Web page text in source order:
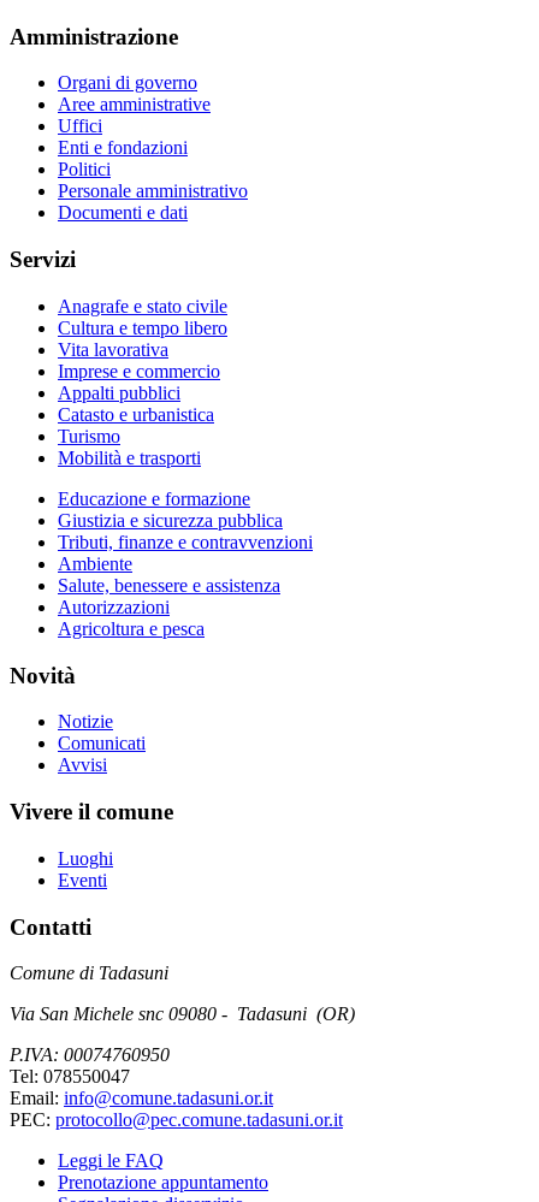
Amministrazione
Organi di governo
Aree amministrative
Uffici
Enti e fondazioni
Politici
Personale amministrativo
Documenti e dati
Servizi
Anagrafe e stato civile
Cultura e tempo libero
Vita lavorativa
Imprese e commercio
Appalti pubblici
Catasto e urbanistica
Turismo
Mobilità e trasporti
Educazione e formazione
Giustizia e sicurezza pubblica
Tributi, finanze e contravvenzioni
Ambiente
Salute, benessere e assistenza
Autorizzazioni
Agricoltura e pesca
Novità
Notizie
Comunicati
Avvisi
Vivere il comune
Luoghi
Eventi
Contatti
Comune di Tadasuni
Via San Michele snc 09080 - Tadasuni (OR)
P.IVA: 00074760950
Tel: 078550047
Email: info@comune.tadasuni.or.it
PEC: protocollo@pec.comune.tadasuni.or.it
Leggi le FAQ
Prenotazione appuntamento